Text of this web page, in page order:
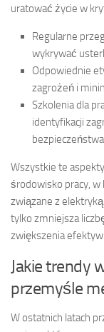
uratować życie w
Regularne
wykrywać
Odpowiednie
zagrożeń i
Szkolenia dla
identyfikacji
Wszystkie te
środowisko pracy,
związane z
tylko zmniejsza
zwiększenia
Jakie trendy
przemyśle
W ostatnich latach